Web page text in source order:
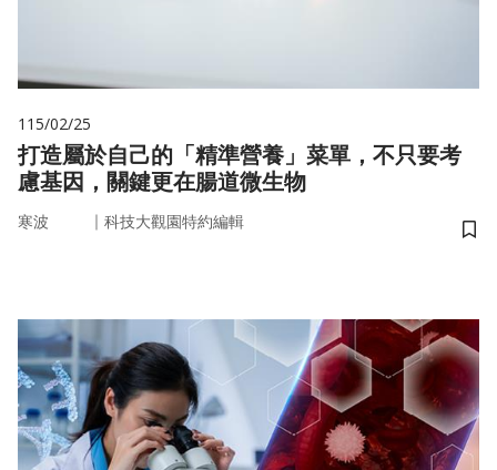
115/02/25
打造屬於自己的「精準營養」菜單，不只要考
慮基因，關鍵更在腸道微生物
寒波 ｜ 科技大觀園特約編輯
儲